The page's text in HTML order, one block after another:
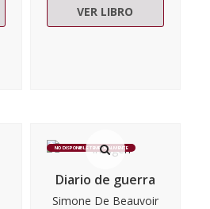
VER LIBRO
NO DISPONIBLE TEMPORALMENTE
Diario de guerra
Simone De Beauvoir